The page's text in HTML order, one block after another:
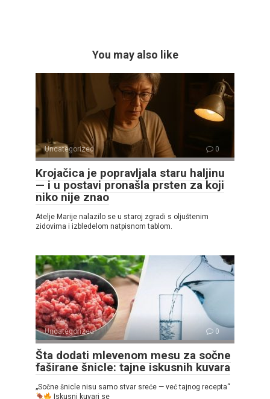
You may also like
Uncategorized 0
Krojačica je popravljala staru haljinu
— i u postavi pronašla prsten za koji
niko nije znao
Atelje Marije nalazilo se u staroj zgradi s oljuštenim
zidovima i izbledelom natpisnom tablom.
Uncategorized 0
Šta dodati mlevenom mesu za sočne
faširane šnicle: tajne iskusnih kuvara
„Sočne šnicle nisu samo stvar sreće — već tajnog recepta“
Iskusni kuvari se